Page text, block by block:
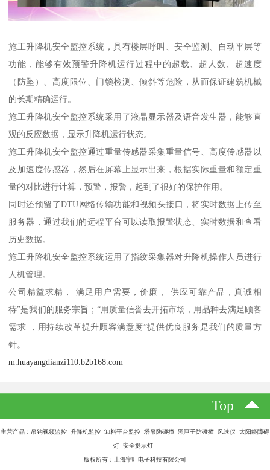
施工升降机安全监控系统，具有楼层呼叫、安全监测、自动平层等
功能，能够有效预警升降机运行过程中的超载、超人数、超速度
（防坠）、高度限位、门锁检测、倾斜等危险，从而保证建筑机械
的长期精确运行。
施工升降机安全监控系统采用了液晶显示器及语音发生器，能够直
观的反应数据，显示升降机运行状态。
施工升降机安全监控通过重量传感器采集重量信号、高度传感器以
及加速度传感器，然后在屏幕上显示出来，根据实际重量和额定重
量的对比进行计算，预警，报警，起到了很好的保护作用。
同时还预留了DTU网络传输功能和视频头接口，将实时数据上传至
服务器，通过我们的远程平台可以读取报警状态、实时数据和查看
历史数据。
施工升降机安全监控系统运用了指纹采集器对升降机操作人员进行
人机管理。
公司精益求精， 满足用户需要，价廉， 供应可靠产品，真诚相
待”是我们的服务宗旨；“用质量信誉去开拓市场，用品种去满足顾客
需求 ，用持续改革提升顾客满意度”提供优良服务是我们的质量方
针。
m.huayangdianzi110.b2b168.com
Top
主营产品：吊钩视频监控 升降机监控 卸料平台监控 塔吊防碰撞 黑匣子防碰撞 风速仪 太阳能障碍
灯 安全提示灯
版权所有：上海宇叶电子科技有限公司